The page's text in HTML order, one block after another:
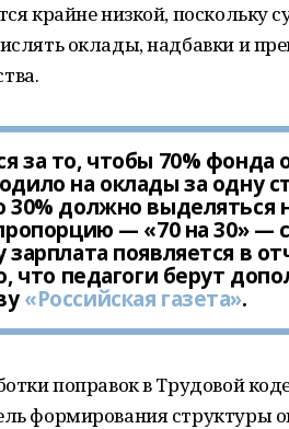
крайне низкой,
оклады, надбавки и
за то, чтобы 70% фонда
на оклады за одну
должно выделяться
— «70 на 30» —
зарплата появляется в
что педагоги берут
«Российская газета».
поправок в Трудовой
формирования структуры